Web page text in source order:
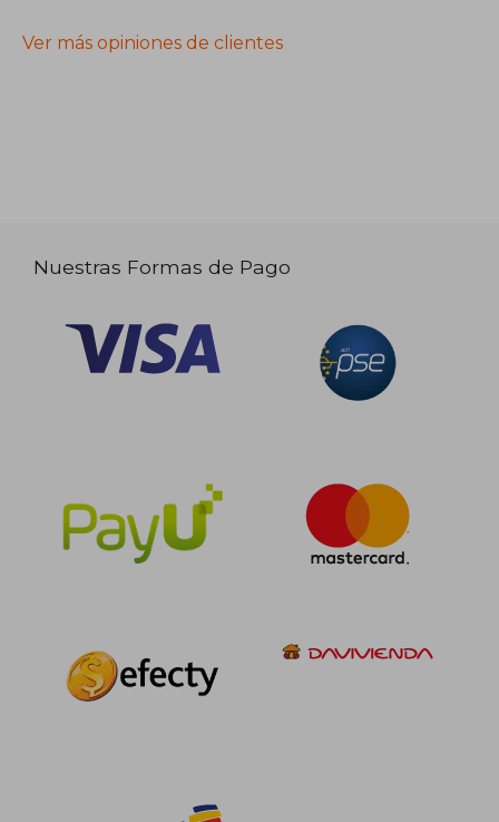
Ver más opiniones de clientes
Nuestras Formas de Pago